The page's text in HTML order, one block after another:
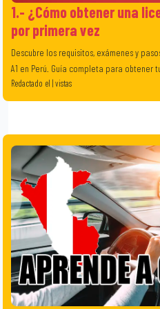
1.- ¿Cómo obtener una
por primera vez
Descubre los requisitos, exámenes y
A1 en Perú. Guía completa para obtener
Redactado el | vistas